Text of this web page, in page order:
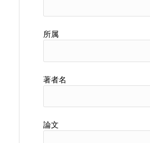
所属
著者名
論文